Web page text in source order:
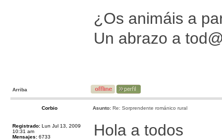
¿Os animáis a
Un abrazo a
Arriba
Corbio Asunto: Re: Sorprendente románico rural
Registrado: Lun Jul 13, 2009
10:31 am
Mensajes: 6733 Hola a todos